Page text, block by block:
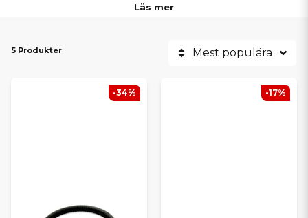
LDW 492 DCI eller Yanmar 2TNE68. Vi har drivremmar till populära
Läs mer
5 Produkter Mest populära
-34% -17%